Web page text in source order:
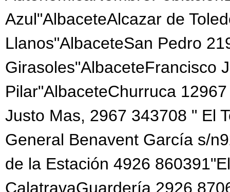
Azul"AlbaceteAlcazar de
Llanos"AlbaceteSan Pedro
Girasoles"AlbaceteFrancisco
Pilar"AlbaceteChurruca
Justo Mas, 2967 343708 " El
General Benavent García s/
de la Estación 4926
CalatravaGuardería 2926